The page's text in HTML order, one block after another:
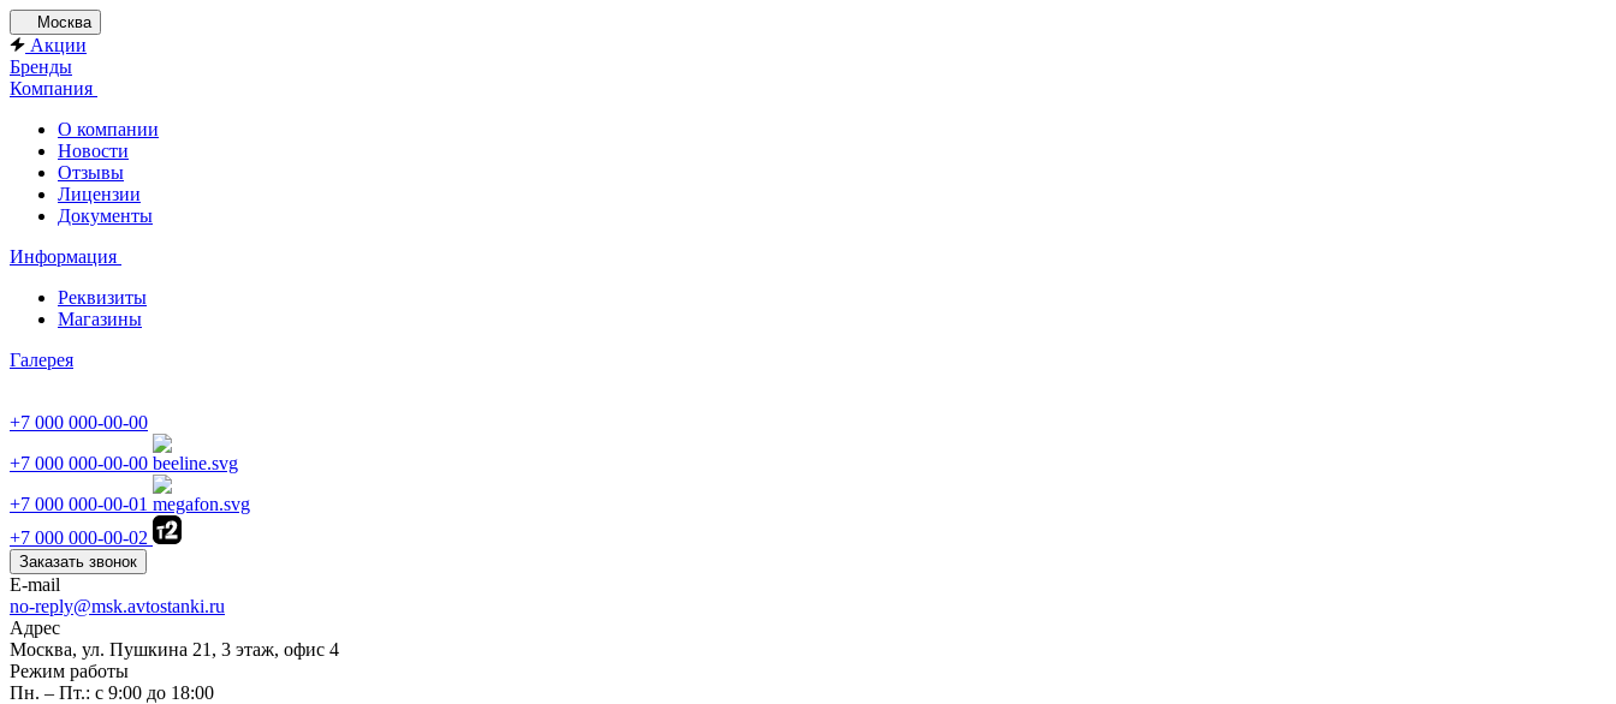
Москва
Акции
Бренды
Компания
О компании
Новости
Отзывы
Лицензии
Документы
Информация
Реквизиты
Магазины
Галерея
+7 000 000-00-00
+7 000 000-00-00
+7 000 000-00-01
+7 000 000-00-02
Заказать звонок
E-mail
no-reply@msk.avtostanki.ru
Адрес
Москва, ул. Пушкина 21, 3 этаж, офис 4
Режим работы
Пн. – Пт.: с 9:00 до 18:00